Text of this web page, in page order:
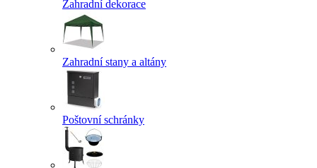
Zahradní dekorace
Zahradní stany a altány
Poštovní schránky